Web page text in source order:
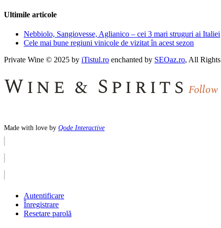
Ultimile articole
Nebbiolo, Sangiovesse, Aglianico – cei 3 mari struguri ai Italiei
Cele mai bune regiuni vinicole de vizitat în acest sezon
Private Wine © 2025 by iTistul.ro enchanted by SEOaz.ro, All
Wine & Spirits Follow
Made with love by Qode Interactive
Autentificare
Înregistrare
Resetare parolă